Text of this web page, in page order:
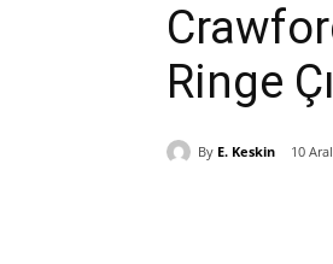
Ringe
By E. Keskin 10